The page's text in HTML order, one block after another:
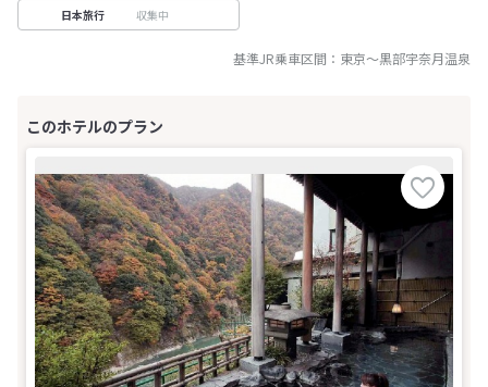
日本旅行 収集中
基準JR乗車区間： 東京～黒部宇奈月温泉